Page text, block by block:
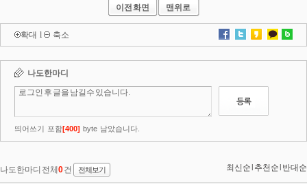
이전화면 맨위로
확대 l 축소